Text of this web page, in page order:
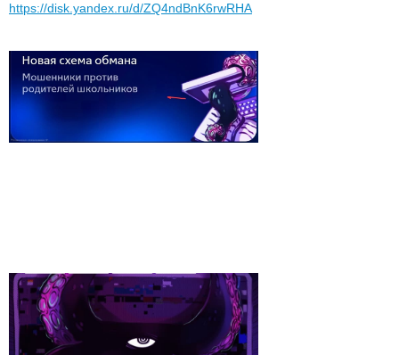
https://disk.yandex.ru/d/ZQ4ndBnK6rwRHA